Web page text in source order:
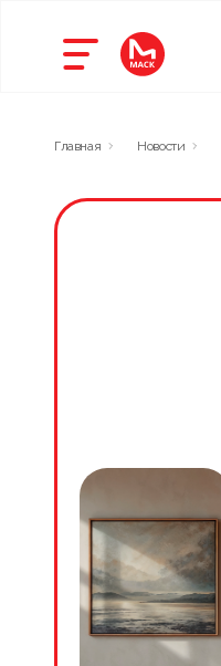
Главная Новости